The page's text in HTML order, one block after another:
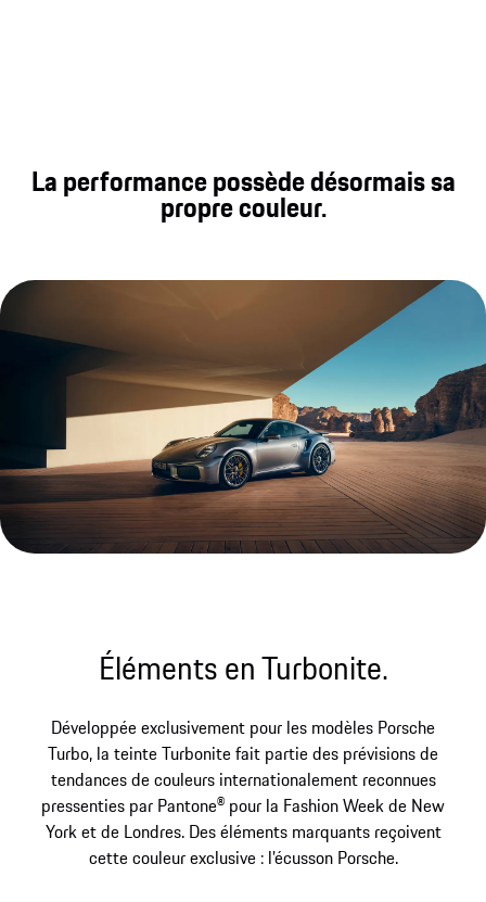
La performance possède désormais sa
propre couleur.
Éléments en Turbonite.
Développée exclusivement pour les modèles Porsche
Turbo, la teinte Turbonite fait partie des prévisions de
tendances de couleurs internationalement reconnues
pressenties par Pantone® pour la Fashion Week de New
York et de Londres. Des éléments marquants reçoivent
cette couleur exclusive : l’écusson Porsche.